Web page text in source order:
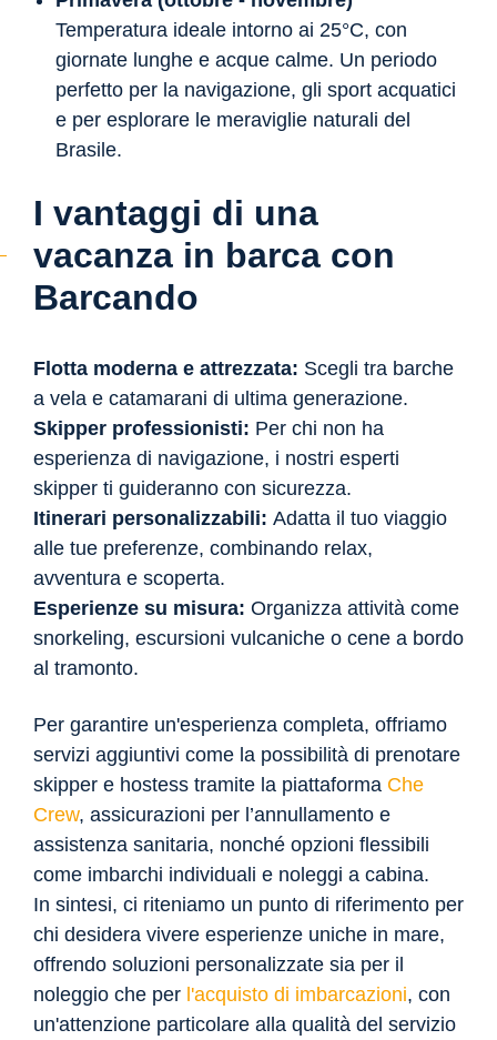
Temperatura ideale intorno ai 25°C, con
giornate lunghe e acque calme. Un periodo
perfetto per la navigazione, gli sport acquatici
e per esplorare le meraviglie naturali del
Brasile.
I vantaggi di una
vacanza in barca con
Barcando
Flotta moderna e attrezzata: Scegli tra barche
a vela e catamarani di ultima generazione.
Skipper professionisti: Per chi non ha
esperienza di navigazione, i nostri esperti
skipper ti guideranno con sicurezza.
Itinerari personalizzabili: Adatta il tuo viaggio
alle tue preferenze, combinando relax,
avventura e scoperta.
Esperienze su misura: Organizza attività come
snorkeling, escursioni vulcaniche o cene a bordo
al tramonto.
Per garantire un'esperienza completa, offriamo
servizi aggiuntivi come la possibilità di prenotare
skipper e hostess tramite la piattaforma Che
Crew, assicurazioni per l’annullamento e
assistenza sanitaria, nonché opzioni flessibili
come imbarchi individuali e noleggi a cabina.
In sintesi, ci riteniamo un punto di riferimento per
chi desidera vivere esperienze uniche in mare,
offrendo soluzioni personalizzate sia per il
noleggio che per l'acquisto di imbarcazioni, con
un'attenzione particolare alla qualità del servizio